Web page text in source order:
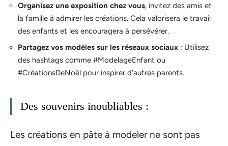
Organisez une exposition chez vous, invitez des amis et
la famille à admirer les créations. Cela valorisera le travail
des enfants et les encouragera à persévérer.
Partagez vos modèles sur les réseaux sociaux : Utilisez
des hashtags comme #ModelageEnfant ou
#CréationsDeNoël pour inspirer d’autres parents.
Des souvenirs inoubliables :
Les créations en pâte à modeler ne sont pas